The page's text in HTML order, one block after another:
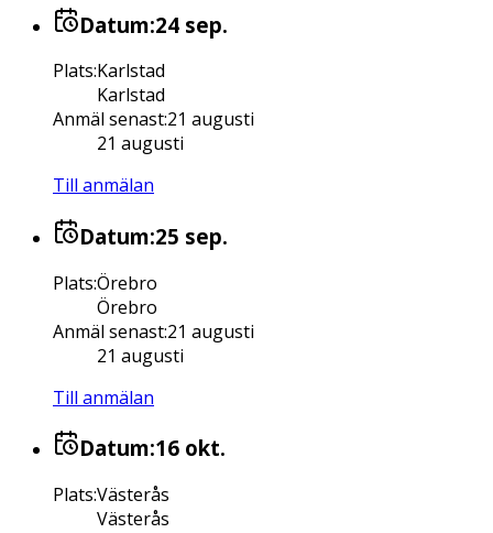
Datum:24 sep.
Plats:Karlstad
Karlstad
Anmäl senast:21 augusti
21 augusti
Till anmälan
Datum:25 sep.
Plats:Örebro
Örebro
Anmäl senast:21 augusti
21 augusti
Till anmälan
Datum:16 okt.
Plats:Västerås
Västerås